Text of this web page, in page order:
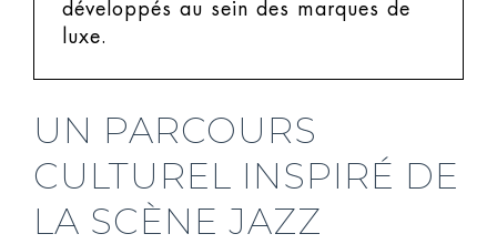
développés au sein des marques de
luxe.
UN PARCOURS
CULTUREL INSPIRÉ DE
LA SCÈNE JAZZ